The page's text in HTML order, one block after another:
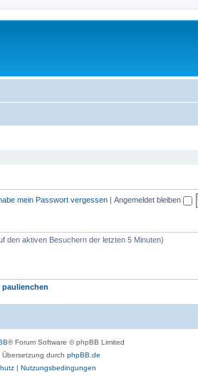
mein Passwort vergessen | Angemeldet bleiben
den aktiven Besuchern der letzten 5 Minuten)
paulienchen
® Forum Software © phpBB Limited
Übersetzung durch phpBB.de
| Nutzungsbedingungen